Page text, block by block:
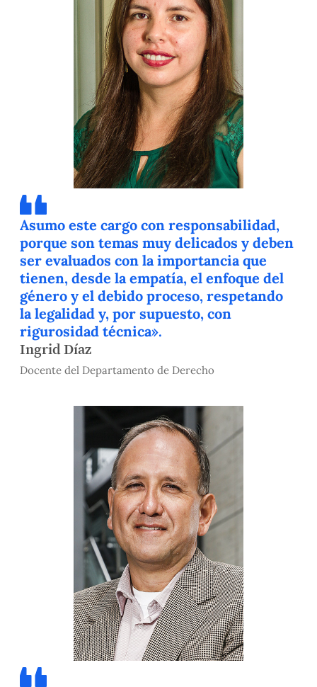
Asumo este cargo con responsabilidad,
porque son temas muy delicados y deben
ser evaluados con la importancia que
tienen, desde la empatía, el enfoque del
género y el debido proceso, respetando
la legalidad y, por supuesto, con
rigurosidad técnica».
Ingrid Díaz
Docente del Departamento de Derecho